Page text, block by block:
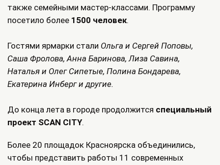
также семейными мастер-классами. Программу
посетило более 1500 человек.
Гостями ярмарки стали Ольга и Сергей Поповы,
Саша Фролова, Анна Баринова, Лиза Савина,
Наталья и Олег Сипетые, Полина Бондарева,
Екатерина Инберг и другие.
До конца лета в городе продолжится специальный
проект SCAN CITY.
Более 20 площадок Красноярска объединились,
чтобы представить работы 11 современных